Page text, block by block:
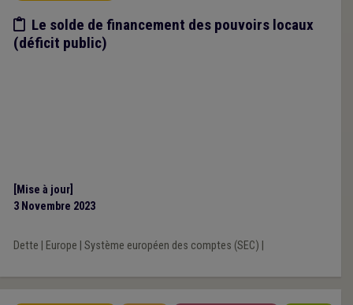
Etude/chiffres
Le solde de financement des pouvoirs locaux
(déficit public)
[Mise à jour]
3 Novembre 2023
Dette Europe Système européen des comptes (SEC)